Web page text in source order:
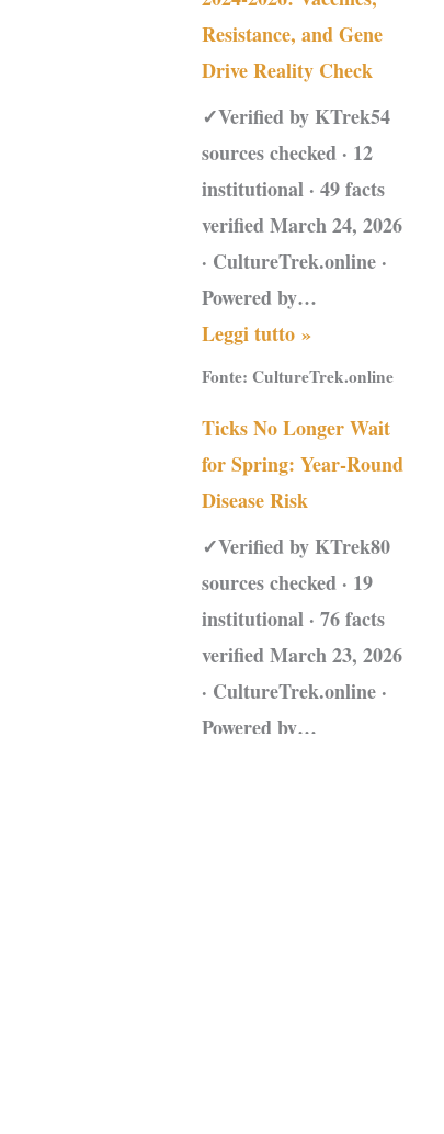
Resistance, and Gene
Drive Reality Check
✓Verified by KTrek54
sources checked · 12
institutional · 49 facts
verified March 24, 2026
· CultureTrek.online ·
Powered by…
Leggi tutto »
Fonte:CultureTrek.online
Ticks No Longer Wait
for Spring: Year-Round
Disease Risk
✓Verified by KTrek80
sources checked · 19
institutional · 76 facts
verified March 23, 2026
· CultureTrek.online ·
Powered by…